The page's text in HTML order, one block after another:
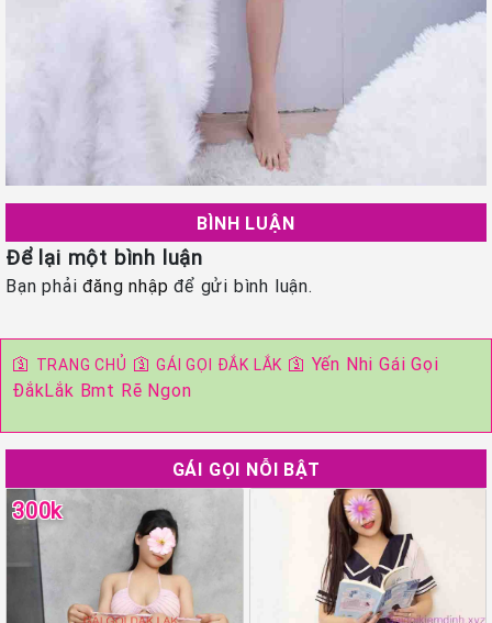
BÌNH LUẬN
Để lại một bình luận
Bạn phảiđăng nhập để gửi bình luận.
🛐 TRANG CHỦ 🛐GÁI GỌI ĐẮK LẮK 🛐 Yến Nhi Gái Gọi
ĐắkLắk Bmt Rẽ Ngon
GÁI GỌI NỖI BẬT
300k